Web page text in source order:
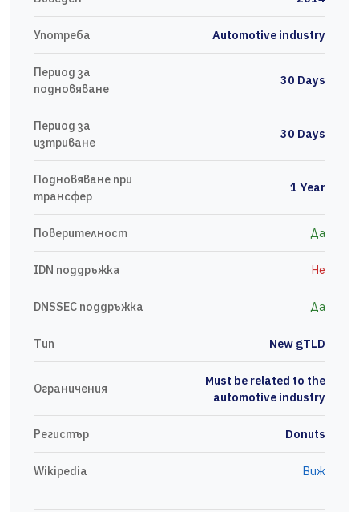
Употреба Automotive industry
Период за
подновяване
30 Days
Период за
изтриване
30 Days
Подновяване при
трансфер
1 Year
Поверителност Да
IDN поддръжка Не
DNSSEC поддръжка Да
Тип New gTLD
Ограничения
Must be related to the
automotive industry
Регистър Donuts
Wikipedia Виж